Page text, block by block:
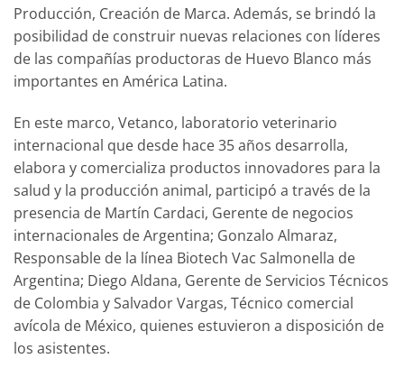
Producción, Creación de Marca. Además, se brindó la
posibilidad de construir nuevas relaciones con líderes
de las compañías productoras de Huevo Blanco más
importantes en América Latina.
En este marco, Vetanco, laboratorio veterinario
internacional que desde hace 35 años desarrolla,
elabora y comercializa productos innovadores para la
salud y la producción animal, participó a través de la
presencia de Martín Cardaci, Gerente de negocios
internacionales de Argentina; Gonzalo Almaraz,
Responsable de la línea Biotech Vac Salmonella de
Argentina; Diego Aldana, Gerente de Servicios Técnicos
de Colombia y Salvador Vargas, Técnico comercial
avícola de México, quienes estuvieron a disposición de
los asistentes.